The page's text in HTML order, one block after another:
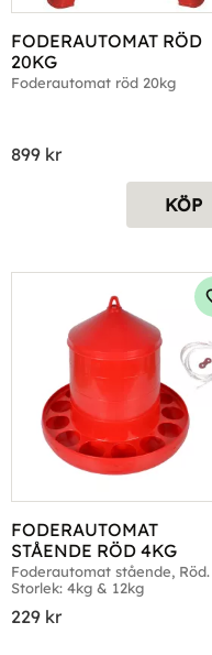
FODERAUTOMAT RÖD
20KG
Foderautomat röd 20kg
899 kr
KÖP
FODERAUTOMAT
STÅENDE RÖD 4KG
Foderautomat stående, Röd.
Storlek: 4kg & 12kg
229 kr